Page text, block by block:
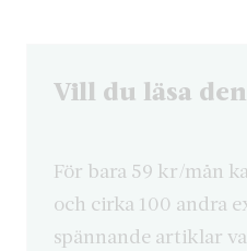
Vill du läsa
För bara 59 kr/mån
och cirka 100 andra
spännande artiklar